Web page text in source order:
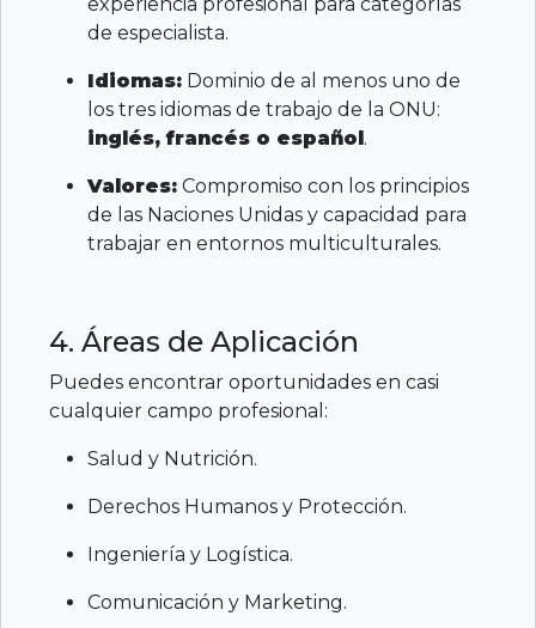
de especialista.
Idiomas: Dominio de al menos uno de
los tres idiomas de trabajo de la ONU:
inglés, francés o español.
Valores: Compromiso con los principios
de las Naciones Unidas y capacidad para
trabajar en entornos multiculturales.
4. Áreas de Aplicación
Puedes encontrar oportunidades en casi
cualquier campo profesional:
Salud y Nutrición.
Derechos Humanos y Protección.
Ingeniería y Logística.
Comunicación y Marketing.